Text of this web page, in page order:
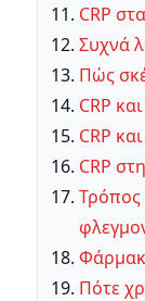
CRP
Συχνά
Πώς
CRP
CRP
CRP
Πότε